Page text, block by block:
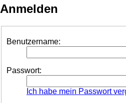
Anmelden
Benutzername:
Passwort:
Ich habe mein Passwort